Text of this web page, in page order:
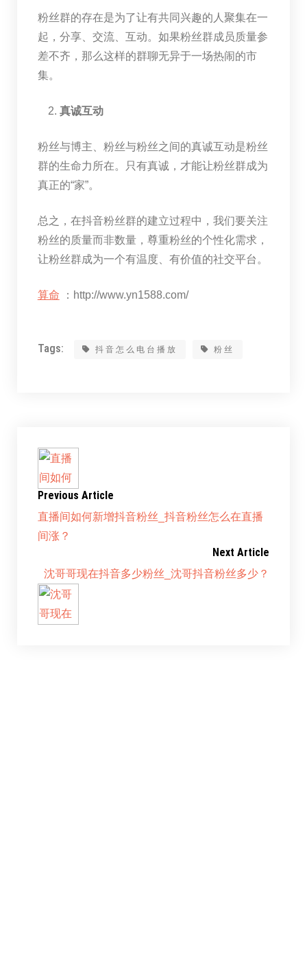
粉丝群的存在是为了让有共同兴趣的人聚集在一
起，分享、交流、互动。如果粉丝群成员质量参
差不齐，那么这样的群聊无异于一场热闹的市
集。
真诚互动
粉丝与博主、粉丝与粉丝之间的真诚互动是粉丝
群的生命力所在。只有真诚，才能让粉丝群成为
真正的“家”。
总之，在抖音粉丝群的建立过程中，我们要关注
粉丝的质量而非数量，尊重粉丝的个性化需求，
让粉丝群成为一个有温度、有价值的社交平台。
算命 ：http://www.yn1588.com/
Tags: 抖音怎么电台播放 粉丝
Previous Article
直播间如何新增抖音粉丝_抖音粉丝怎么在直播
间涨？
Next Article
沈哥哥现在抖音多少粉丝_沈哥抖音粉丝多少？